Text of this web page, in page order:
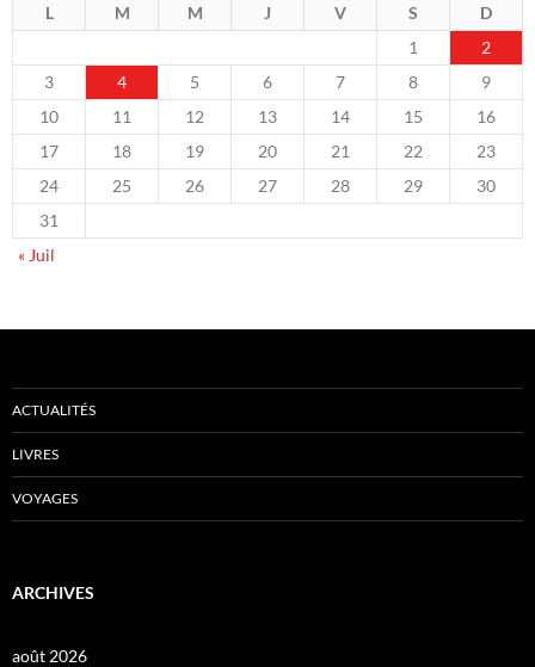
L M M J V S
D
1
2
3
4 5 6 7 8
9
10
11 12 13 14 15
16
17
18 19 20 21 22
23
24
25 26 27 28 29
30
31
« Juil
ACTUALITÉS
LIVRES
VOYAGES
ARCHIVES
août 2026